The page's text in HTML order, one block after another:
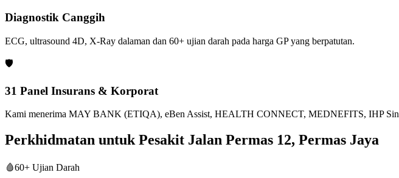
Diagnostik Canggih
ECG, ultrasound 4D, X-Ray dalaman dan 60+ ujian darah pada harga GP yang berpatutan.
🛡️
31 Panel Insurans & Korporat
Kami menerima MAY BANK (ETIQA), eBen Assist, HEALTH CONNECT, MEDNEFITS, IHP
Perkhidmatan untuk Pesakit Jalan Permas 12, Permas Jaya
🩸60+ Ujian Darah